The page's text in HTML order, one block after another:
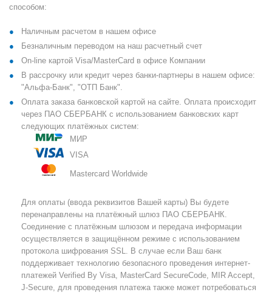
способом:
Наличным расчетом в нашем офисе
Безналичным переводом на наш расчетный счет
On-line картой Visa/MasterCard в офисе Компании
В рассрочку или кредит через банки-партнеры в нашем офисе:
"Альфа-Банк", "ОТП Банк".
Оплата заказа банковской картой на сайте. Оплата происходит
через ПАО СБЕРБАНК с использованием банковских карт
следующих платёжных систем:
МИР
VISA
Mastercard Worldwide
Для оплаты (ввода реквизитов Вашей карты) Вы будете
перенаправлены на платёжный шлюз ПАО СБЕРБАНК.
Соединение с платёжным шлюзом и передача информации
осуществляется в защищённом режиме с использованием
протокола шифрования SSL. В случае если Ваш банк
поддерживает технологию безопасного проведения интернет-
платежей Verified By Visa, MasterCard SecureCode, MIR Accept,
J-Secure, для проведения платежа также может потребоваться